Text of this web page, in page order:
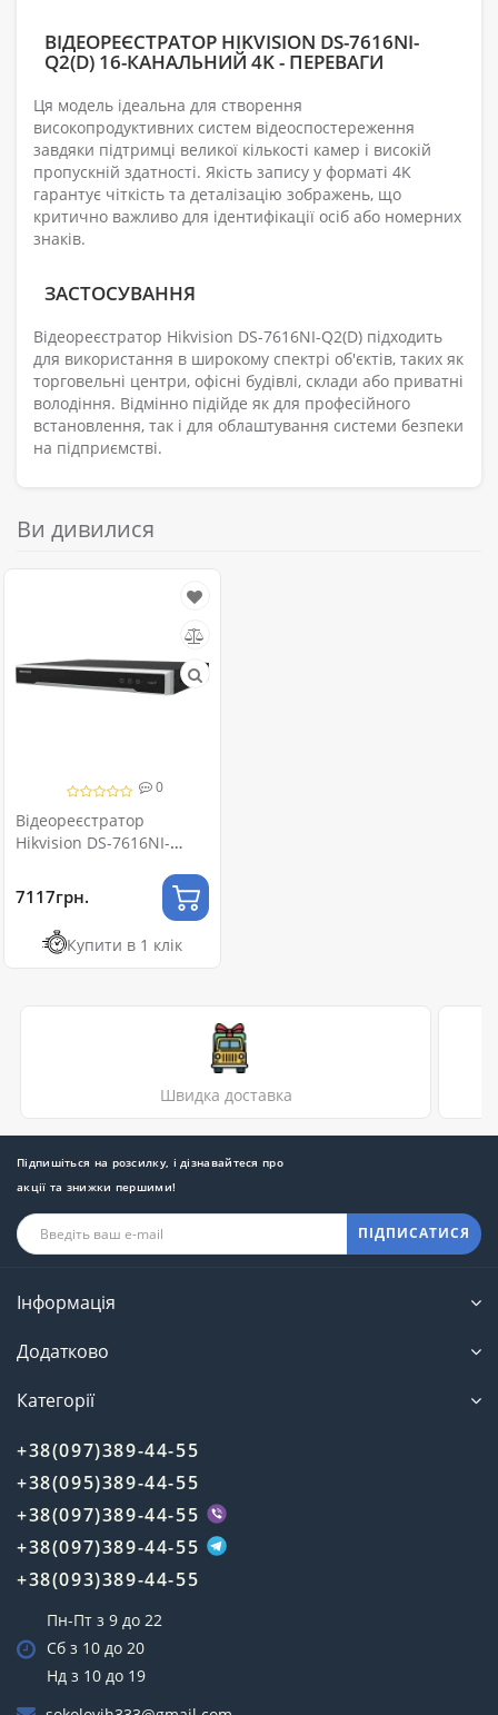
ВІДЕОРЕЄСТРАТОР HIKVISION DS-7616NI-
Q2(D) 16-КАНАЛЬНИЙ 4K - ПЕРЕВАГИ
Ця модель ідеальна для створення
високопродуктивних систем відеоспостереження
завдяки підтримці великої кількості камер і високій
пропускній здатності. Якість запису у форматі 4K
гарантує чіткість та деталізацію зображень, що
критично важливо для ідентифікації осіб або номерних
знаків.
ЗАСТОСУВАННЯ
Відеореєстратор Hikvision DS-7616NI-Q2(D) підходить
для використання в широкому спектрі об'єктів, таких як
торговельні центри, офісні будівлі, склади або приватні
володіння. Відмінно підійде як для професійного
встановлення, так і для облаштування системи безпеки
на підприємстві.
Ви дивилися
0
Відеореєстратор
Hikvision DS-7616NI-
7117грн.
Купити в 1 клік
Швидка доставка
Підпишіться на розсилку, і дізнавайтеся про
акції та знижки першими!
ПІДПИСАТИСЯ
Інформація
Додатково
Категорії
+38(097)389-44-55
+38(095)389-44-55
+38(097)389-44-55
+38(097)389-44-55
+38(093)389-44-55
Пн-Пт з 9 до 22
Сб з 10 до 20
Нд з 10 до 19